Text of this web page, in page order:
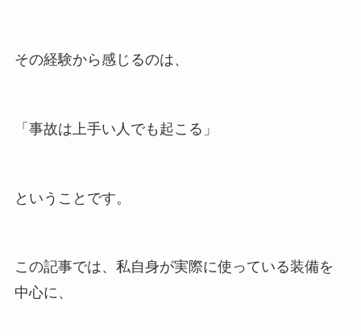
その経験から感じるのは、
「事故は上手い人でも起こる」
ということです。
この記事では、私自身が実際に使っている装備を
中心に、